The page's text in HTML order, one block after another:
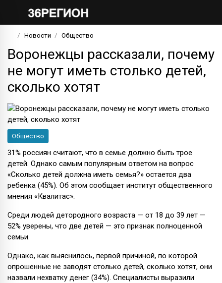
Новости Общество
Воронежцы рассказали, почему
не могут иметь столько детей,
сколько хотят
Общество
31% россиян считают, что в семье должно быть трое
детей. Однако самым популярным ответом на вопрос
«Сколько детей должна иметь семья?» остается два
ребенка (45%). Об этом сообщает институт общественного
мнения «Квалитас».
Среди людей детородного возраста — от 18 до 39 лет —
52% уверены, что две детей — это признак полноценной
семьи.
Однако, как выяснилось, первой причиной, по которой
опрошенные не заводят столько детей, сколько хотят, они
назвали нехватку денег (34%). Специалисты выразили